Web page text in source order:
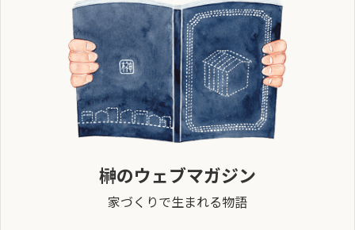
榊のウェブマガジン
家づくりで生まれる物語